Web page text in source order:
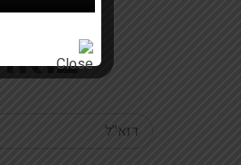
רוצים
Your email